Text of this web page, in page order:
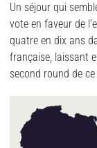
Un séjour qui
vote en faveur de
quatre en dix ans
française, laissant
second round de